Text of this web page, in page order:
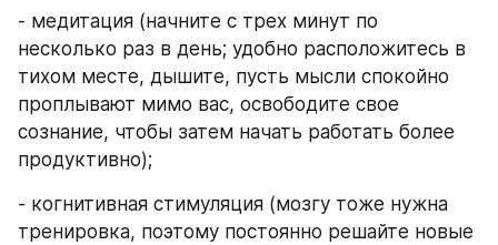
- медитация (начните с трех минут по
несколько раз в день; удобно расположитесь в
тихом месте, дышите, пусть мысли спокойно
проплывают мимо вас, освободите свое
сознание, чтобы затем начать работать более
продуктивно);
- когнитивная стимуляция (мозгу тоже нужна
тренировка, поэтому постоянно решайте новые